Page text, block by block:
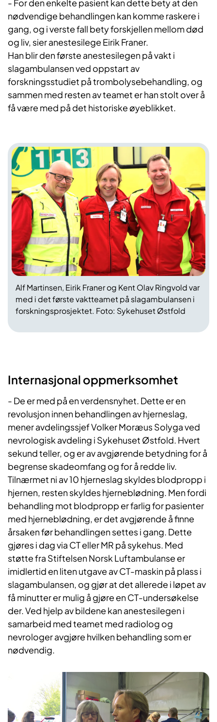
- For den enkelte pasient kan dette bety at den
nødvendige behandlingen kan komme raskere i
gang, og i verste fall bety forskjellen mellom død
og liv, sier anestesilege Eirik Franer.
Han blir den første anestesilegen på vakt i
slagambulansen ved oppstart av
forskningsstudiet på trombolysebehandling, og
sammen med resten av teamet er han stolt over å
få være med på det historiske øyeblikket.
Alf Martinsen, Eirik Franer og Kent Olav Ringvold var
med i det første vaktteamet på slagambulansen i
forskningsprosjektet. Foto: Sykehuset Østfold
Internasjonal oppmerksomhet
- De er med på en verdensnyhet. Dette er en
revolusjon innen behandlingen av hjerneslag,
mener avdelingssjef Volker Moræus Solyga ved
nevrologisk avdeling i Sykehuset Østfold. Hvert
sekund teller, og er av avgjørende betydning for å
begrense skadeomfang og for å redde liv.
Tilnærmet ni av 10 hjerneslag skyldes blodpropp i
hjernen, resten skyldes hjerneblødning. Men fordi
behandling mot blodpropp er farlig for pasienter
med hjerneblødning, er det avgjørende å finne
årsaken før behandlingen settes i gang. Dette
gjøres i dag via CT eller MR på sykehus. Med
støtte fra Stiftelsen Norsk Luftambulanse er
imidlertid en liten utgave av CT-maskin på plass i
slagambulansen, og gjør at det allerede i løpet av
få minutter er mulig å gjøre en CT-undersøkelse
der. Ved hjelp av bildene kan anestesilegen i
samarbeid med teamet med radiolog og
nevrologer avgjøre hvilken behandling som er
nødvendig.